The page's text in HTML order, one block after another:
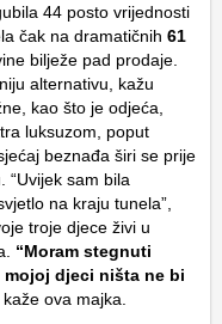
44 posto vrijednosti
čak na dramatičnih 61
bilježe pad prodaje.
alternativu, kažu
kao što je odjeća,
luksuzom, poput
beznađa širi se prije
“Uvijek sam bila
na kraju tunela”,
troje djece živi u
“Moram stegnuti
mojoj djeci ništa ne bi
, kaže ova majka.